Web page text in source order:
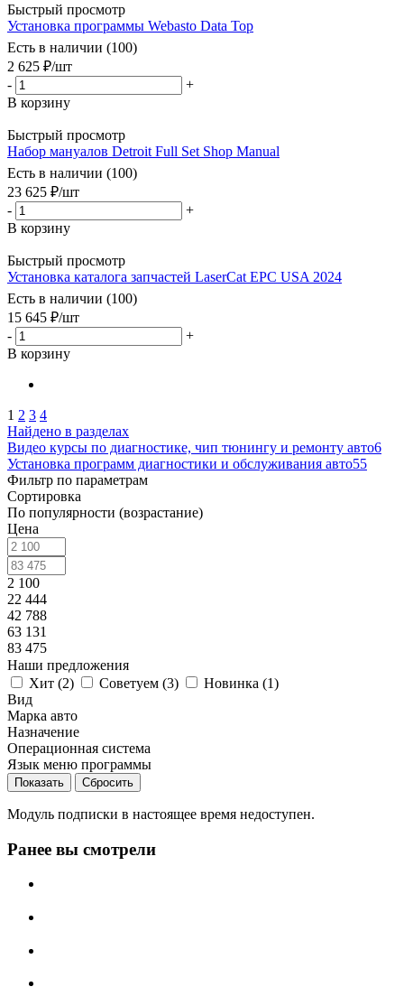
Быстрый просмотр
Установка программы Webasto Data Top
Есть в наличии (100)
2 625 ₽/шт
-
+
В корзину
Быстрый просмотр
Набор мануалов Detroit Full Set Shop Manual
Есть в наличии (100)
23 625 ₽/шт
-
+
В корзину
Быстрый просмотр
Установка каталога запчастей LaserCat EPC USA 2024
Есть в наличии (100)
15 645 ₽/шт
-
+
В корзину
1 2 3 4
Найдено в разделах
Видео курсы по диагностике, чип тюнингу и ремонту авто6
Установка программ диагностики и обслуживания авто55
Фильтр по параметрам
Сортировка
По популярности (возрастание)
Цена
2 100
22 444
42 788
63 131
83 475
Наши предложения
Хит (2) Советуем (3) Новинка (1)
Вид
Марка авто
Назначение
Операционная система
Язык меню программы
Сбросить
Модуль подписки в настоящее время недоступен.
Ранее вы смотрели